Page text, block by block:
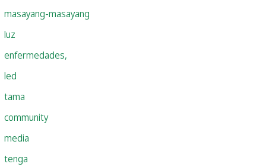
masayang-masayang
luz
enfermedades,
led
tama
community
media
tenga